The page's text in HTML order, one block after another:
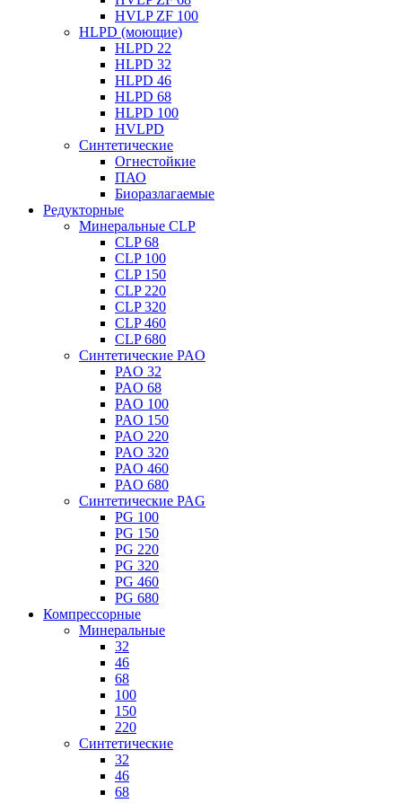
HVLP ZF 100
HLPD (моющие)
HLPD 22
HLPD 32
HLPD 46
HLPD 68
HLPD 100
HVLPD
Синтетические
Огнестойкие
ПАО
Биоразлагаемые
Редукторные
Минеральные CLP
CLP 68
CLP 100
CLP 150
CLP 220
CLP 320
CLP 460
CLP 680
Синтетические PAO
PAO 32
PAO 68
PAO 100
PAO 150
PAO 220
PAO 320
PAO 460
PAO 680
Синтетические PAG
PG 100
PG 150
PG 220
PG 320
PG 460
PG 680
Компрессорные
Минеральные
32
46
68
100
150
220
Синтетические
32
46
68